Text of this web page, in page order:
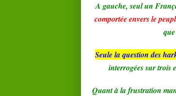
A gauche, seul un
comportée envers le
Seule la question des
interrogées sur trois
Quant à la frustration